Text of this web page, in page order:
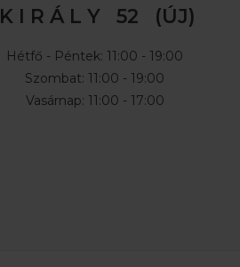
K I R Á L Y 52 (ÚJ)
Hétfő - Péntek: 11:00 - 19:00
Szombat: 11:00 - 19:00
Vasárnap: 11:00 - 17:00